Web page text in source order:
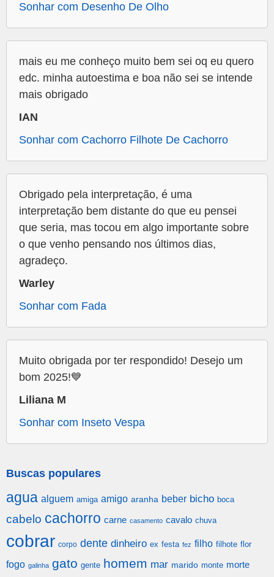
Sonhar com Desenho De Olho
mais eu me conheço muito bem sei oq eu quero
edc. minha autoestima e boa não sei se intende
mais obrigado
IAN
Sonhar com Cachorro Filhote De Cachorro
Obrigado pela interpretação, é uma
interpretação bem distante do que eu pensei
que seria, mas tocou em algo importante sobre
o que venho pensando nos últimos dias,
agradeço.
Warley
Sonhar com Fada
Muito obrigada por ter respondido! Desejo um
bom 2025!💙
Liliana M
Sonhar com Inseto Vespa
Buscas populares
agua alguem amiga amigo aranha beber bicho boca
cabelo cachorro carne casamento cavalo chuva
cobrar corpo dente dinheiro ex festa fez filho filhote flor
fogo galinha gato gente homem mar marido monte morte